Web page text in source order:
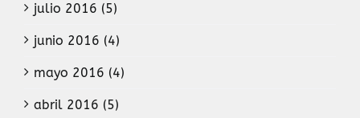
julio 2016 (5)
junio 2016 (4)
mayo 2016 (4)
abril 2016 (5)